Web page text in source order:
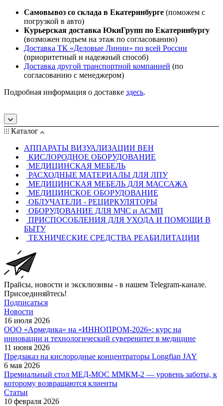
Самовывоз со склада в Екатеринбурге (поможем с
погрузкой в авто)
Курьерская доставка ЮкиГрупп по Екатеринбургу
(возможен подъем на этаж по согласованию)
Доставка ТК «Деловые Линии» по всей России
(приоритетный и надежный способ)
Доставка другой транспортной компанией (по
согласованию с менеджером)
Подробная информация о доставке здесь.
Каталог
АППАРАТЫ ВИЗУАЛИЗАЦИИ ВЕН
КИСЛОРОДНОЕ ОБОРУДОВАНИЕ
МЕДИЦИНСКАЯ МЕБЕЛЬ
РАСХОДНЫЕ МАТЕРИАЛЫ ДЛЯ ЛПУ
МЕДИЦИНСКАЯ МЕБЕЛЬ ДЛЯ МАССАЖА
МЕДИЦИНСКОЕ ОБОРУДОВАНИЕ
ОБЛУЧАТЕЛИ - РЕЦИРКУЛЯТОРЫ
ОБОРУДОВАНИЕ ДЛЯ МЧС и АСМП
ПРИСПОСОБЛЕНИЯ ДЛЯ УХОДА И ПОМОЩИ В
БЫТУ
ТЕХНИЧЕСКИЕ СРЕДСТВА РЕАБИЛИТАЦИИ
Прайсы, новости и эксклюзивы - в нашем Telegram-канале.
Присоединяйтесь!
Подписаться
Новости
16 июля 2026
ООО «Армедика» на «ИННОПРОМ-2026»: курс на
инновации и технологический суверенитет в медицине
11 июня 2026
Предзаказ на кислородные концентраторы Longfian JAY
6 мая 2026
Премиальный стол МЕД-МОС ММКМ-2 — уровень заботы, к
которому возвращаются клиенты
Статьи
10 февраля 2026